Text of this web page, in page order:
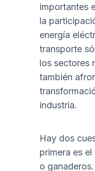
importantes
la
energía
transporte
los sectores
también
industria.
Hay dos
primera es
o